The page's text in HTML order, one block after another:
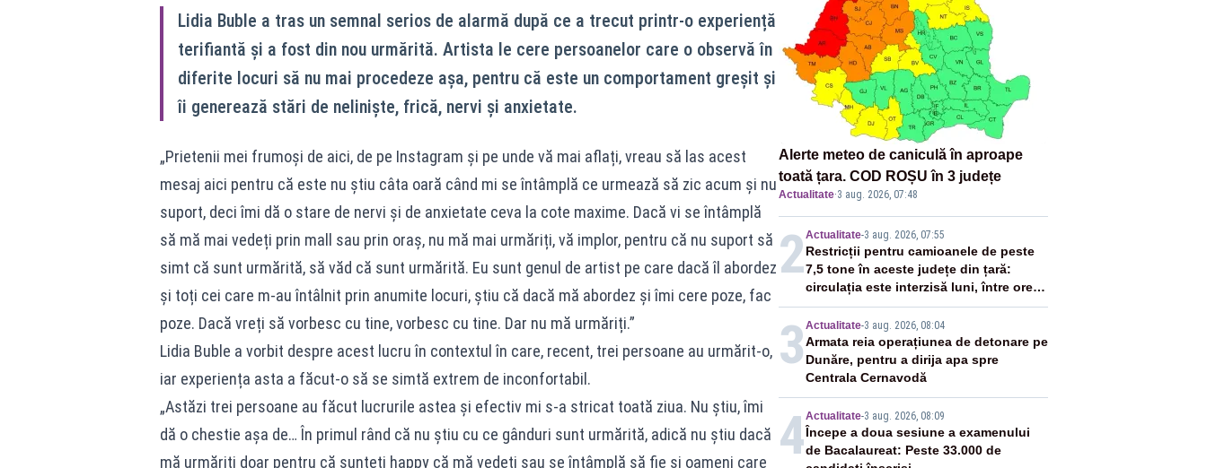
Lidia Buble a tras un semnal serios de alarmă după ce a trecut printr-o experiență
terifiantă și a fost din nou urmărită. Artista le cere persoanelor care o observă în
diferite locuri să nu mai procedeze așa, pentru că este un comportament greșit și
îi generează stări de neliniște, frică, nervi și anxietate.
„Prietenii mei frumoși de aici, de pe Instagram și pe unde vă mai aflați, vreau să las acest
mesaj aici pentru că este nu știu câta oară când mi se întâmplă ce urmează să zic acum și nu
suport, deci îmi dă o stare de nervi și de anxietate ceva la cote maxime. Dacă vi se întâmplă
să mă mai vedeți prin mall sau prin oraș, nu mă mai urmăriți, vă implor, pentru că nu suport să
simt că sunt urmărită, să văd că sunt urmărită. Eu sunt genul de artist pe care dacă îl abordez
și toți cei care m-au întâlnit prin anumite locuri, știu că dacă mă abordez și îmi cere poze, fac
poze. Dacă vreți să vorbesc cu tine, vorbesc cu tine. Dar nu mă urmăriți.”
Lidia Buble a vorbit despre acest lucru în contextul în care, recent, trei persoane au urmărit-o,
iar experiența asta a făcut-o să se simtă extrem de inconfortabil.
„Astăzi trei persoane au făcut lucrurile astea și efectiv mi s-a stricat toată ziua. Nu știu, îmi
dă o chestie așa de… În primul rând că nu știu cu ce gânduri sunt urmărită, adică nu știu dacă
mă urmăriți doar pentru că sunteți happy că mă vedeți sau se întâmplă să fie și oameni care
Alerte meteo de caniculă în aproape
toată țara. COD ROȘU în 3 județe
Actualitate·3 aug. 2026, 07:48
2Actualitate-3 aug. 2026, 07:55
Restricții pentru camioanele de peste
7,5 tone în aceste județe din țară:
circulația este interzisă luni, între orele
12:00 și 20:00
3 Actualitate-3 aug. 2026, 08:04
Armata reia operațiunea de detonare pe
Dunăre, pentru a dirija apa spre
Centrala Cernavodă
4Actualitate-3 aug. 2026, 08:09
Începe a doua sesiune a examenului
de Bacalaureat: Peste 33.000 de